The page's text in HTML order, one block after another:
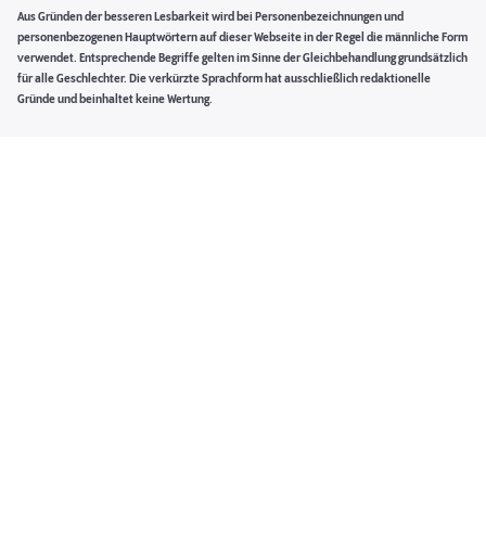
Aus Gründen der besseren Lesbarkeit wird bei Personenbezeichnungen und
personenbezogenen Hauptwörtern auf dieser Webseite in der Regel die männliche Form
verwendet. Entsprechende Begriffe gelten im Sinne der Gleichbehandlung grundsätzlich
für alle Geschlechter. Die verkürzte Sprachform hat ausschließlich redaktionelle
Gründe und beinhaltet keine Wertung.